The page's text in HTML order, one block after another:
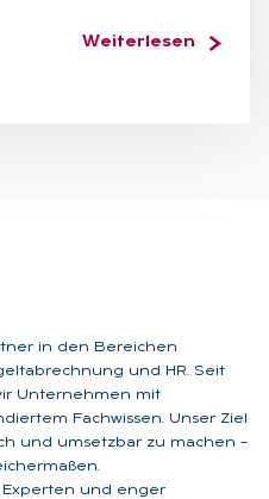
Weiterlesen
in den Bereichen
und HR. Seit
Unternehmen mit
Fachwissen. Unser Ziel
und umsetzbar zu machen –
Experten und enger